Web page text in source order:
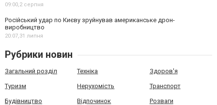
09:00, 2 серпня
Російський удар по Києву зруйнував американське дрон-
виробництво
20:07, 31 липня
Рубрики новин
Загальний розділ Техніка Здоров'я
Туризм Нерухомість Транспорт
Будівництво Відпочинок Розваги